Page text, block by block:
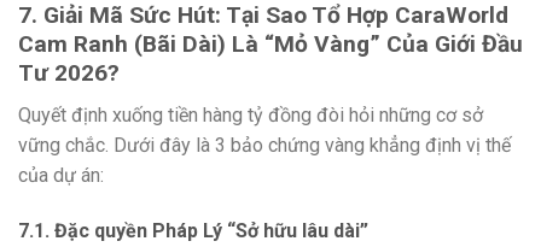
7. Giải Mã Sức Hút: Tại Sao Tổ Hợp CaraWorld
Cam Ranh (Bãi Dài) Là “Mỏ Vàng” Của Giới Đầu
Tư 2026?
Quyết định xuống tiền hàng tỷ đồng đòi hỏi những cơ sở
vững chắc. Dưới đây là 3 bảo chứng vàng khẳng định vị thế
của dự án:
7.1. Đặc quyền Pháp Lý “Sở hữu lâu dài”